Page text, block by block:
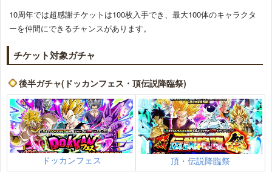
10周年では超感謝チケットは100枚入手でき、最大100体のキャラクタ
ーを仲間にできるチャンスがあります。
チケット対象ガチャ
後半ガチャ(ドッカンフェス・頂伝説降臨祭)
ドッカンフェス 頂・伝説降臨祭